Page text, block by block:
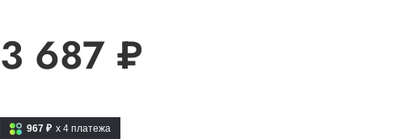
3 687 ₽
967 ₽ x 4платежа